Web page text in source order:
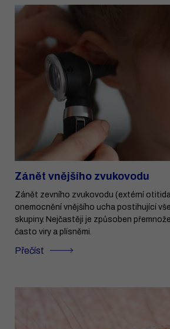
Zánět vnějšího zvukovodu
Zánět zevního zvukovodu (extérní
onemocnění vnějšího ucha postihující
skupiny. Nejčastěji je způsoben
často viry a plísněmi.
Přečíst